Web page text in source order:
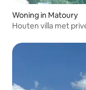
Woning in Matoury
Houten villa met